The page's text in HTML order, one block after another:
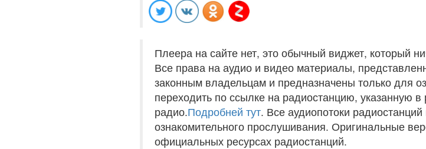
Плеера на сайте нет, это обычный виджет, который
Все права на аудио и видео материалы,
законным владельцам и предназначены только для
переходить по ссылке на радиостанцию, указанную
радио.Подробней тут. Все аудиопотоки
ознакомительного прослушивания. Оригинальные
официальных ресурсах радиостанций.